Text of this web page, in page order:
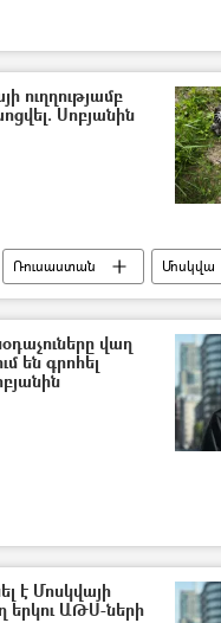
Դոնբասի պաշտպանություն. ՌԴ–ի ռազմական հատուկ գործողությունը Ուկրաինայում
անօդաչու
Ռուսաստան
ուղղությամբ
Սոբյանին
Ռուսաստան
Մոսկվա
(ԱԹՍ)
վաղ
են գրոհել
Դոնբասի պաշտպանություն. ՌԴ–ի ռազմական հատուկ գործողությունը Ուկրաինայում
թռչող սարք (ԱԹՍ)
է Մոսկվայի
երկու ԱԹՍ-ների